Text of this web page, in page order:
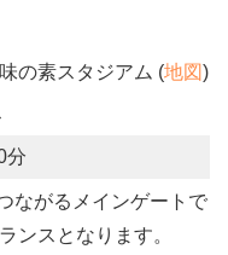
の素スタジアム (地図)
分
ながるメインゲートで
ンスとなります。